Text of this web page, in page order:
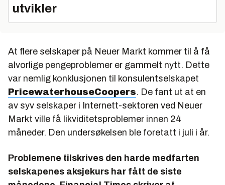
utvikler
At flere selskaper på Neuer Markt kommer til å få
alvorlige pengeproblemer er gammelt nytt. Dette
var nemlig konklusjonen til konsulentselskapet
PricewaterhouseCoopers. De fant ut at en
av syv selskaper i Internett-sektoren ved Neuer
Markt ville få likviditetsproblemer innen 24
måneder. Den undersøkelsen ble foretatt i juli i år.
Problemene tilskrives den harde medfarten
selskapenes aksjekurs har fått de siste